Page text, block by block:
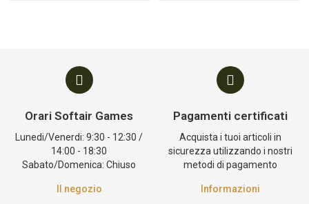
Orari Softair Games
Lunedi/Venerdi: 9:30 - 12:30 /
14:00 - 18:30
Sabato/Domenica: Chiuso
Il negozio
Pagamenti certificati
Acquista i tuoi articoli in
sicurezza utilizzando i nostri
metodi di pagamento
Informazioni